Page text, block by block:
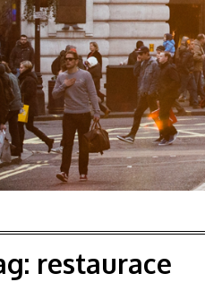
restaurace